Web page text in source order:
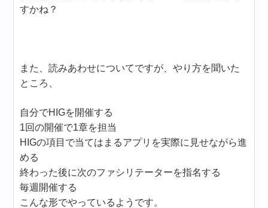
すかね？
また、読みあわせについてですが、やり方を聞いた
ところ、
自分でHIGを開催する
1回の開催で1章を担当
HIGの項目で当てはまるアプリを実際に見せながら進
める
終わった後に次のファシリテーターを指名する
毎週開催する
こんな形でやっているようです。